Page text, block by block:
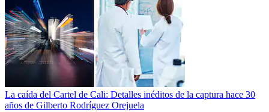
La caída del Cartel de Cali: Detalles inéditos de la captura hace 30
años de Gilberto Rodríguez Orejuela